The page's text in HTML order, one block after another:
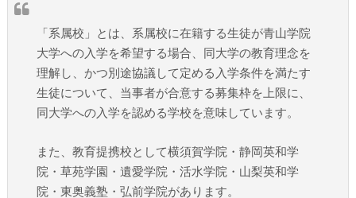
「系属校」とは、系属校に在籍する生徒が青山学院
大学への入学を希望する場合、同大学の教育理念を
理解し、かつ別途協議して定める入学条件を満たす
生徒について、当事者が合意する募集枠を上限に、
同大学への入学を認める学校を意味しています。
また、教育提携校として横須賀学院・静岡英和学
院・草苑学園・遺愛学院・活水学院・山梨英和学
院・東奥義塾・弘前学院があります。